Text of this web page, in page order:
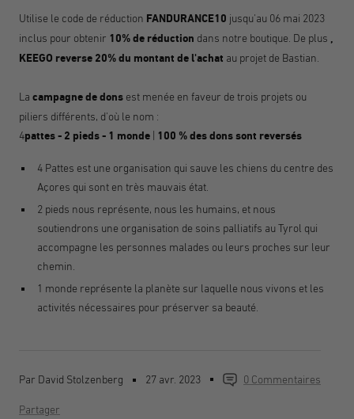
Par David Stolzenberg 27 avr. 2023 0 Commentaires
Partager
Utilise le code de réduction FANDURANCE10 jusqu'au 06 mai 2023
inclus pour obtenir 10% de réduction dans notre boutique. De plus ,
KEEGO reverse 20% du montant de l'achat au projet de Bastian.
La campagne de dons est menée en faveur de trois projets ou
piliers différents, d'où le nom :
4pattes - 2 pieds - 1 monde 100 % des dons sont reversés
4 Pattes est une organisation qui sauve les chiens du centre des
Açores qui sont en très mauvais état.
2 pieds nous représente, nous les humains, et nous
soutiendrons une organisation de soins palliatifs au Tyrol qui
accompagne les personnes malades ou leurs proches sur leur
chemin.
1 monde représente la planète sur laquelle nous vivons et les
activités nécessaires pour préserver sa beauté.